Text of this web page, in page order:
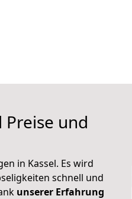
und
in Kassel. Es wird
schnell und
unserer Erfahrung